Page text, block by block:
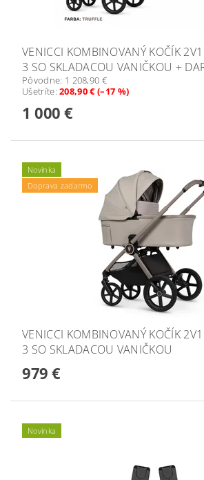
VENICCI KOMBINOVANÝ KOČÍK
3 SO SKLADACOU VANIČKOU +
Pôvodne: 1 208,90 €
Ušetríte:208,90 € (–17 %)
1 000 €
Novinka
Doprava zadarmo
VENICCI KOMBINOVANÝ KOČÍK
3 SO SKLADACOU VANIČKOU
979 €
Novinka